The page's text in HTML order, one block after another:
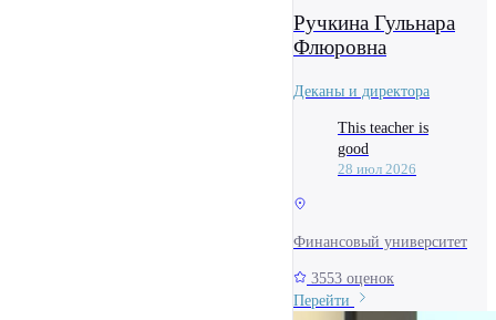
Ручкина Гульнара
Флюровна
Деканы и директора
This teacher is
good
28 июл 2026
Финансовый университет
3553 оценок
Перейти